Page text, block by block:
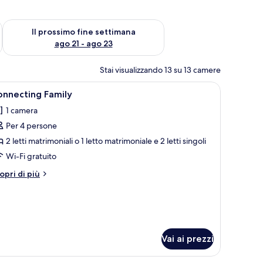
ago 14 - ago 16
Il prossimo fine settimana
ago 21 - ago 23
Verifica la disponibilità per il prossimo fine settimana, ago 21
Stai visualizzando 13 su 13 camere
scrivania con sedia, una televisione e una finestra con tende.
Camera d'albergo con un letto, una
7 Family
1 camera
Per 4 persone
2 letti matrimoniali o 1 letto matrimoniale e 2 letti singoli
Wi-Fi gratuito
di più
Vai ai prezzi